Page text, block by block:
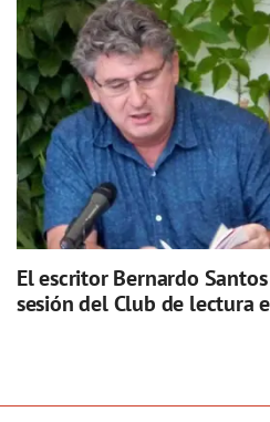
El escritor Bernardo
sesión del Club de lectura